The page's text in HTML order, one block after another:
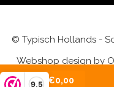
9,5
© Typisch Hollands -
Webshop design by
(0)| €0,00